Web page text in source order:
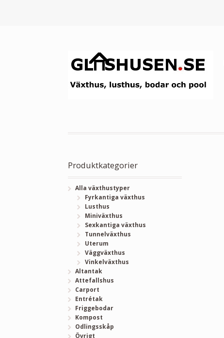
Produktkategorier
Alla växthustyper
Fyrkantiga växthus
Lusthus
Miniväxthus
Sexkantiga växthus
Tunnelväxthus
Uterum
Väggväxthus
Vinkelväxthus
Altantak
Attefallshus
Carport
Entrétak
Friggebodar
Kompost
Odlingsskåp
Övrigt